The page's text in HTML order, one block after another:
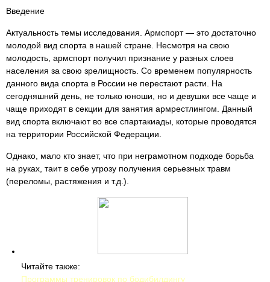
Введение
Актуальность темы исследования. Армспорт — это достаточно
молодой вид спорта в нашей стране. Несмотря на свою
молодость, армспорт получил признание у разных слоев
населения за свою зрелищность. Со временем популярность
данного вида спорта в России не перестают расти. На
сегодняшний день, не только юноши, но и девушки все чаще и
чаще приходят в секции для занятия армрестлингом. Данный
вид спорта включают во все спартакиады, которые проводятся
на территории Российской Федерации.
Однако, мало кто знает, что при неграмотном подходе борьба
на руках, таит в себе угрозу получения серьезных травм
(переломы, растяжения и т.д.).
Читайте также:
Программы тренировок по бодибилдингу